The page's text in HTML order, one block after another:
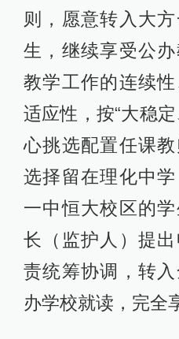
则，愿意转入大
生，继续享受公
教学工作的连续
适应性，按“大稳
心挑选配置任课
选择留在理化中
一中恒大校区的
长（监护人）提
责统筹协调，转
办学校就读，完全